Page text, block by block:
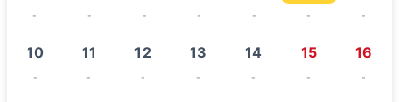
- - - - - - -
10
-
11
-
12
-
13
-
14
-
15
-
16
-